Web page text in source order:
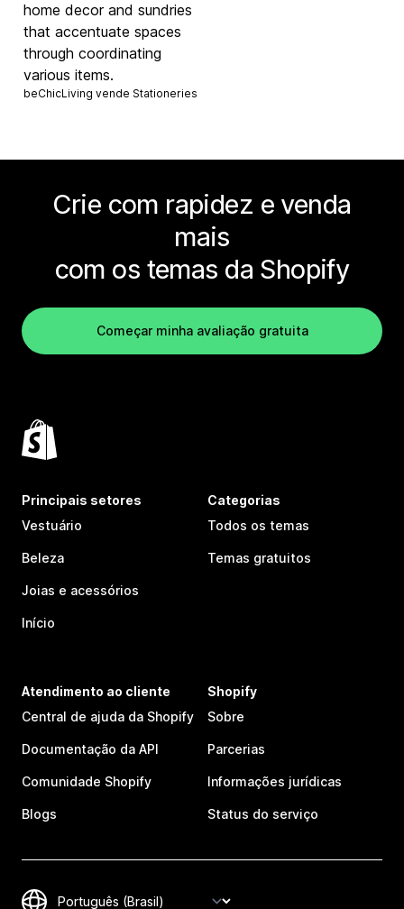
home decor and sundries
that accentuate spaces
through coordinating
various items.
beChicLiving vende Stationeries
Crie com rapidez e venda
mais
com os temas da Shopify
Começar minha avaliação gratuita
Principais setores
Vestuário
Beleza
Joias e acessórios
Início
Categorias
Todos os temas
Temas gratuitos
Atendimento ao cliente
Central de ajuda da Shopify
Documentação da API
Comunidade Shopify
Blogs
Shopify
Sobre
Parcerias
Informações jurídicas
Status do serviço